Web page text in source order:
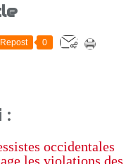
Repost 0
: